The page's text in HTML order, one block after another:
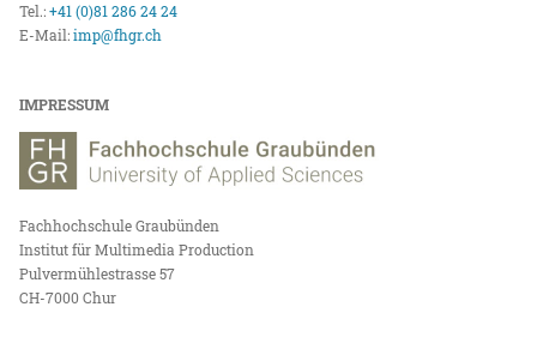
Tel.:+41 (0)81 286 24 24
E-Mail:imp@fhgr.ch
IMPRESSUM
Fachhochschule Graubünden
Institut für Multimedia Production
Pulvermühlestrasse 57
CH-7000 Chur